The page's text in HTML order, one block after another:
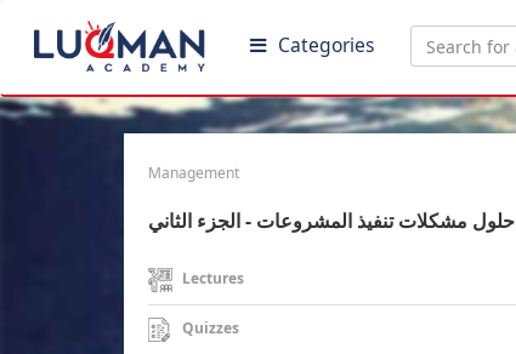
Categories
Management
حلول مشكلات تنفيذ المشروعات - الجزء الثاني
Lectures
Quizzes